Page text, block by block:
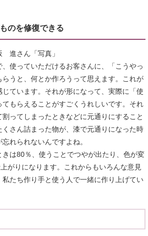
のを修復できる
進さん「写真」
使っていただけるお客さんに、「こうやっ
うと、何とか作ろうって思えます。これが
ています。それが形になって、実際に「使
てもらえることがすごくうれしいです。それ
ってしまったときなどに元通りにすること
さん詰まった物が、漆で元通りになった時
れられないんですよね。
は80％、使うことでつやが出たり、色が変
がりになります。これからもいろんな意見
たち作り手と使う人で一緒に作り上げてい